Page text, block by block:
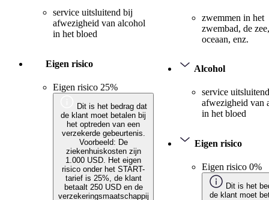
service uitsluitend bij
afwezigheid van alcohol
in het bloed
Eigen risico
Eigen risico 25%
Dit is het bedrag dat
de klant moet betalen bij
het optreden van een
verzekerde gebeurtenis.
Voorbeeld: De
ziekenhuiskosten zijn
1.000 USD. Het eigen
risico onder het START-
tarief is 25%, de klant
betaalt 250 USD en de
verzekeringsmaatschappij
zwemmen in het
zwembad, de
oceaan, enz.
Alcohol
service
afwezigheid van
in het bloed
Eigen risico
Eigen risico 0%
Dit is het
de klant moet